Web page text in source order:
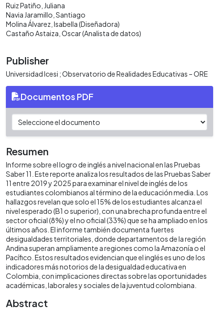
Ruiz Patiño, Juliana
Navia Jaramillo, Santiago
Molina Álvarez, Isabella (Diseñadora)
Castaño Astaiza, Oscar (Analista de datos)
Publisher
Universidad Icesi ; Observatorio de Realidades Educativas – ORE
Documentos PDF
Resumen
Informe sobre el logro de inglés a nivel nacional en las Pruebas
Saber 11. Este reporte analiza los resultados de las Pruebas Saber
11 entre 2019 y 2025 para examinar el nivel de inglés de los
estudiantes colombianos al término de la educación media. Los
hallazgos revelan que solo el 15% de los estudiantes alcanza el
nivel esperado (B1 o superior), con una brecha profunda entre el
sector oficial (8%) y el no oficial (33%) que se ha ampliado en los
últimos años. El informe también documenta fuertes
desigualdades territoriales, donde departamentos de la región
Andina superan ampliamente a regiones como la Amazonía o el
Pacífico. Estos resultados evidencian que el inglés es uno de los
indicadores más notorios de la desigualdad educativa en
Colombia, con implicaciones directas sobre las oportunidades
académicas, laborales y sociales de la juventud colombiana.
Abstract